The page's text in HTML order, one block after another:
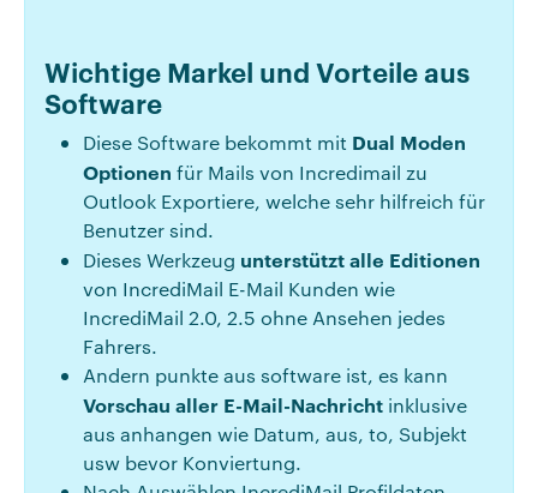
Wichtige Markel und Vorteile aus
Software
Diese Software bekommt mit Dual Moden
Optionen für Mails von Incredimail zu
Outlook Exportiere, welche sehr hilfreich für
Benutzer sind.
Dieses Werkzeug unterstützt alle Editionen
von IncrediMail E-Mail Kunden wie
IncrediMail 2.0, 2.5 ohne Ansehen jedes
Fahrers.
Andern punkte aus software ist, es kann
Vorschau aller E-Mail-Nachricht inklusive
aus anhangen wie Datum, aus, to, Subjekt
usw bevor Konviertung.